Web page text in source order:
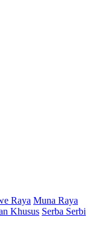
Raya Muna Raya
Khusus Serba Serbi